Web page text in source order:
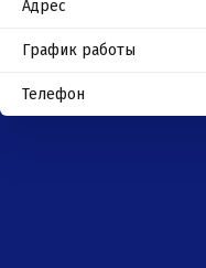
Адрес
График работы
Телефон